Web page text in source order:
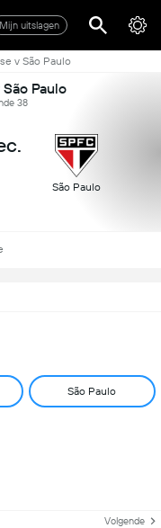
Mijn uitslagen
v São Paulo
Paulo
38
São Paulo
São Paulo
Volgende